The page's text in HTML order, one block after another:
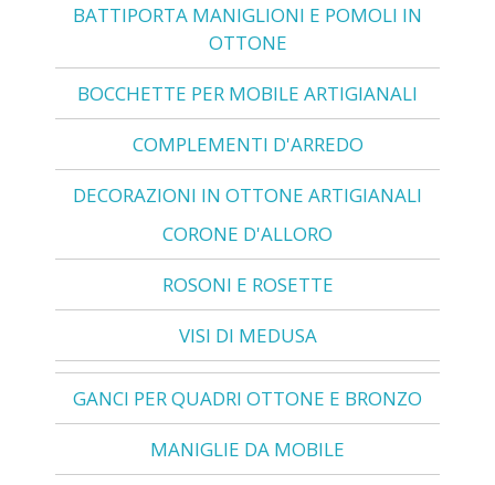
BATTIPORTA MANIGLIONI E POMOLI IN
OTTONE
BOCCHETTE PER MOBILE ARTIGIANALI
COMPLEMENTI D'ARREDO
DECORAZIONI IN OTTONE ARTIGIANALI
CORONE D'ALLORO
ROSONI E ROSETTE
VISI DI MEDUSA
GANCI PER QUADRI OTTONE E BRONZO
MANIGLIE DA MOBILE